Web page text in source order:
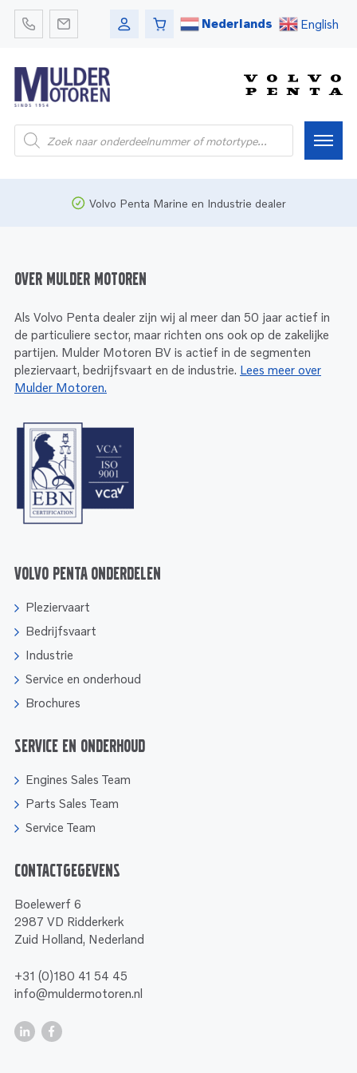
Nederlands English
Producten
zoeken
Onderdelen
Service
Motoren
Bedrijfsvaart
Onderdelen
Motoren
Industrie
Onderdelen
Service
Motoren
Service en onderhoud
Reman
Reman – Pleziervaart
Reman – Industrie
Volvo Penta Marine en Industrie dealer
Over Mulder Motoren
Als Volvo Penta dealer zijn wij al meer dan 50 jaar actief in
de particuliere sector, maar richten ons ook op de zakelijke
partijen. Mulder Motoren BV is actief in de segmenten
pleziervaart, bedrijfsvaart en de industrie. Lees meer over
Mulder Motoren.
Volvo Penta onderdelen
Pleziervaart
Bedrijfsvaart
Industrie
Service en onderhoud
Brochures
Service en onderhoud
Engines Sales Team
Parts Sales Team
Service Team
Contactgegevens
Boelewerf 6
2987 VD Ridderkerk
Zuid Holland, Nederland
+31 (0)180 41 54 45
info@muldermotoren.nl